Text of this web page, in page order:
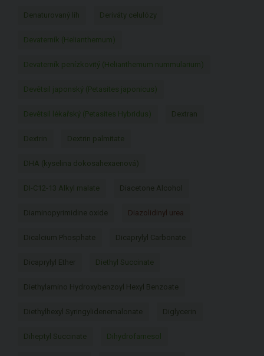
Denaturovaný líh Deriváty celulózy
Devaterník (Helianthemum)
Devaterník penízkovitý (Helianthemum nummularium)
Devětsil japonský (Petasites japonicus)
Devětsil lékařský (Petasites Hybridus) Dextran
Dextrin Dextrin palmitate
DHA (kyselina dokosahexaenová)
DI-C12-13 Alkyl malate Diacetone Alcohol
Diaminopyrimidine oxide Diazolidinyl urea
Dicalcium Phosphate Dicaprylyl Carbonate
Dicaprylyl Ether Diethyl Succinate
Diethylamino Hydroxybenzoyl Hexyl Benzoate
Diethylhexyl Syringylidenemalonate Diglycerin
Diheptyl Succinate Dihydrofarnesol